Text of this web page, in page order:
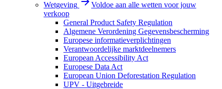
Wetgeving
Voldoe aan alle wetten voor jouw
verkoop
General Product Safety Regulation
Algemene Verordening Gegevensbescherming
Europese informatieverplichtingen
Verantwoordelijke marktdeelnemers
European Accessibility Act
Europese Data Act
European Union Deforestation Regulation
UPV - Uitgebreide